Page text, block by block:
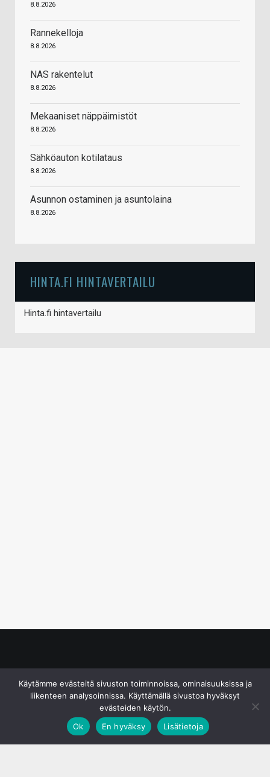
8.8.2026
Rannekelloja
8.8.2026
NAS rakentelut
8.8.2026
Mekaaniset näppäimistöt
8.8.2026
Sähköauton kotilataus
8.8.2026
Asunnon ostaminen ja asuntolaina
8.8.2026
HINTA.FI HINTAVERTAILU
Hinta.fi hintavertailu
Käytämme evästeitä sivuston toiminnoissa, ominaisuuksissa ja
liikenteen analysoinnissa. Käyttämällä sivustoa hyväksyt
evästeiden käytön.
Ok
En hyväksy Lisätietoja